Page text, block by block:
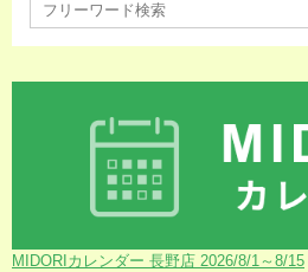
MIDORIカレンダー 長野店 2026/8/1～8/15